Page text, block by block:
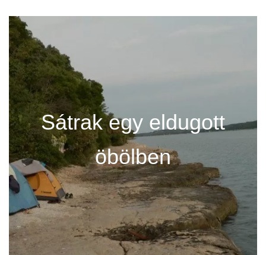
Sátrak egy eldugott
öbölben